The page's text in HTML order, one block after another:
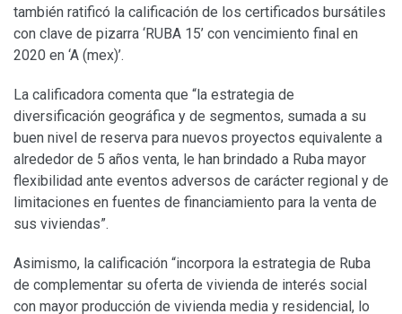
también ratificó la calificación de los certificados bursátiles
con clave de pizarra ‘RUBA 15’ con vencimiento final en
2020 en ‘A (mex)’.
La calificadora comenta que “la estrategia de
diversificación geográfica y de segmentos, sumada a su
buen nivel de reserva para nuevos proyectos equivalente a
alrededor de 5 años venta, le han brindado a Ruba mayor
flexibilidad ante eventos adversos de carácter regional y de
limitaciones en fuentes de financiamiento para la venta de
sus viviendas”.
Asimismo, la calificación “incorpora la estrategia de Ruba
de complementar su oferta de vivienda de interés social
con mayor producción de vivienda media y residencial, lo